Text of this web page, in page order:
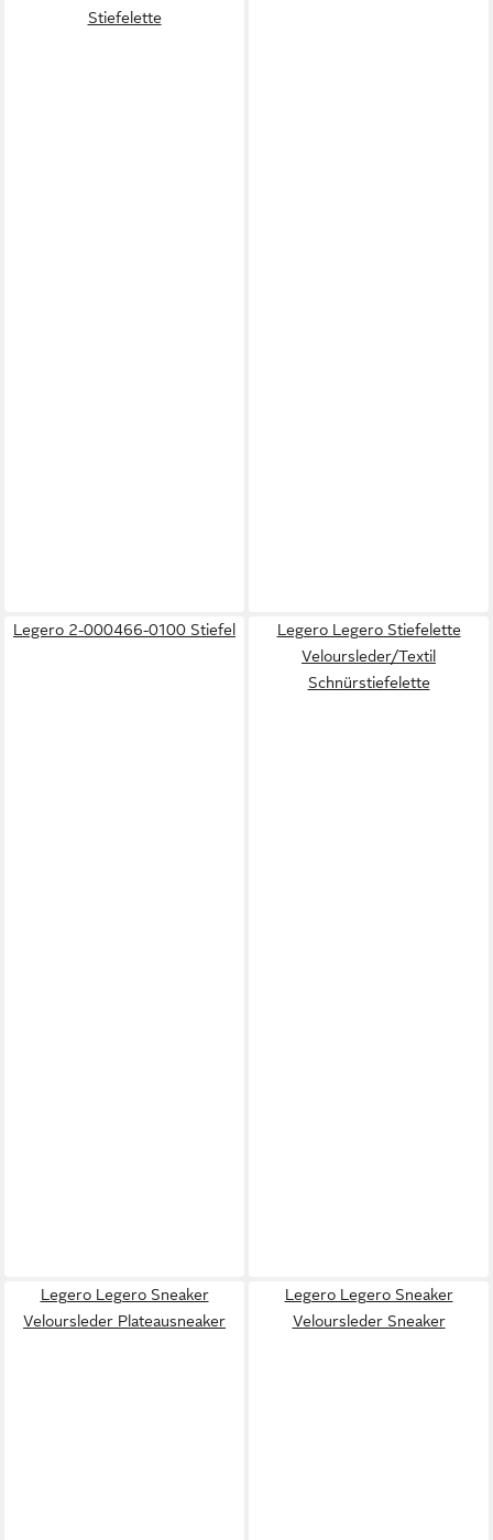
Stiefelette
Legero 2-000466-0100 Stiefel
Legero Legero Stiefelette
Veloursleder/Textil
Schnürstiefelette
Legero Legero Sneaker
Veloursleder Plateausneaker
Legero Legero Sneaker
Veloursleder Sneaker